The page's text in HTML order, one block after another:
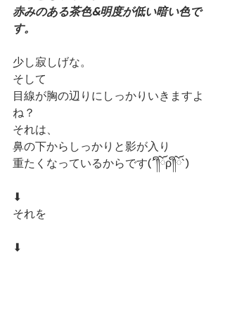
赤みのある茶色&明度が低い暗い色で
す。
少し寂しげな。
そして
目線が胸の辺りにしっかりいきますよ
ね？
それは、
鼻の下からしっかりと影が入り
重たくなっているからです(´༎ຶོρ༎ຶོ`)
⬇︎
それを
⬇︎